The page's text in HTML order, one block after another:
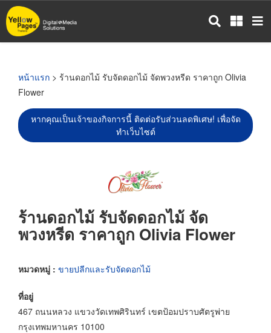
ข้าม
ไป
หน้าแรก > ร้านดอกไม้ รับจัดดอกไม้ จัดพวงหรีด ราคาถูก Olivia
Flower
หากคุณเป็นเจ้าของกิจการนี้ ติดต่อรับส่วนลดพิเศษ! เพื่อจัด
ทำเว็บไซต์
ร้านดอกไม้ รับจัดดอกไม้ จัด
พวงหรีด ราคาถูก Olivia Flower
หมวดหมู่ : ขายปลีกและรับจัดดอกไม้
ที่อยู่
467 ถนนหลวง แขวงวัดเทพศิรินทร์ เขตป้อมปราบศัตรูพ่าย
กรุงเทพมหานคร 10100